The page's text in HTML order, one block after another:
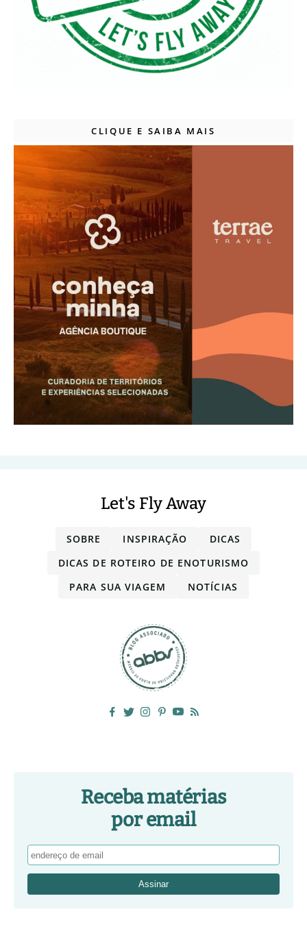
CLIQUE E SAIBA MAIS
Let's Fly Away
SOBRE INSPIRAÇÃO
DICAS
DICAS DE ROTEIRO DE ENOTURISMO
PARA SUA VIAGEM
NOTÍCIAS
Receba matérias
por email